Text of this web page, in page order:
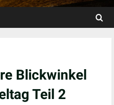
Blickwinkel
Teil 2